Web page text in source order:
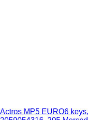
Actros MP5 EURO6